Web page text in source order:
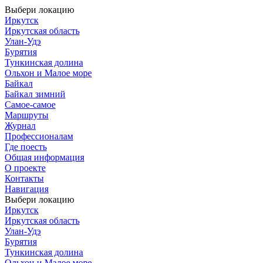
Выбери локацию
Иркутск
Иркутская область
Улан-Удэ
Бурятия
Тункинская долина
Ольхон и Малое море
Байкал
Байкал зимний
Самое-самое
Маршруты
Журнал
Профессионалам
Где поесть
Общая информация
О проекте
Контакты
Навигация
Выбери локацию
Иркутск
Иркутская область
Улан-Удэ
Бурятия
Тункинская долина